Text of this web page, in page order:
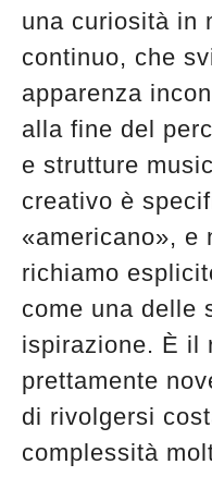
una curiosità in
continuo, che
apparenza
alla fine del
e strutture
creativo è
«americano», e
richiamo
come una delle
ispirazione. È il
prettamente
di rivolgersi
complessità